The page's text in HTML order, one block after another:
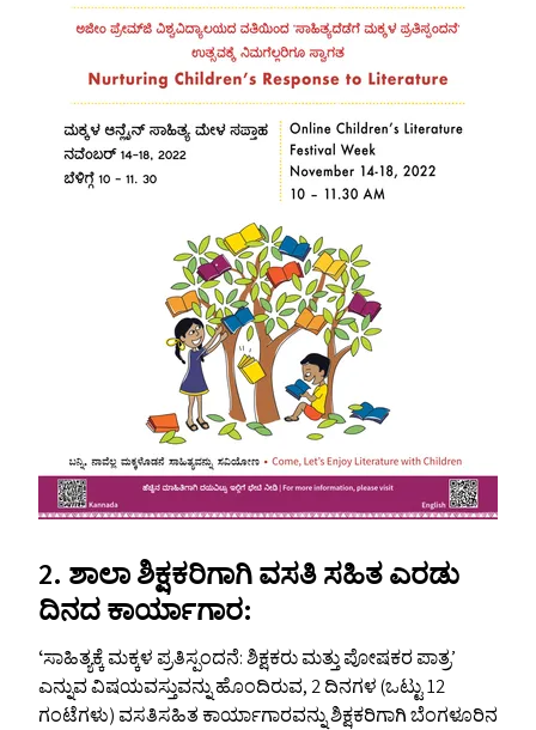
2. ಶಾಲಾ ಶಿಕ್ಷಕರಿಗಾಗಿ ವಸತಿ ಸಹಿತ ಎರಡು
ದಿನದ ಕಾರ್ಯಾಗಾರ:
ʻಸಾಹಿತ್ಯಕ್ಕೆ ಮಕ್ಕಳ ಪ್ರತಿಸ್ಪಂದನೆ: ಶಿಕ್ಷಕರು ಮತ್ತು ಪೋಷಕರ ಪಾತ್ರ’
ಎನ್ನುವ ವಿಷಯವಸ್ತುವನ್ನು ಹೊಂದಿರುವ, 2 ದಿನಗಳ (ಒಟ್ಟು 12
ಗಂಟೆಗಳು) ವಸತಿಸಹಿತ ಕಾರ್ಯಾಗಾರವನ್ನು ಶಿಕ್ಷಕರಿಗಾಗಿ ಬೆಂಗಳೂರಿನ